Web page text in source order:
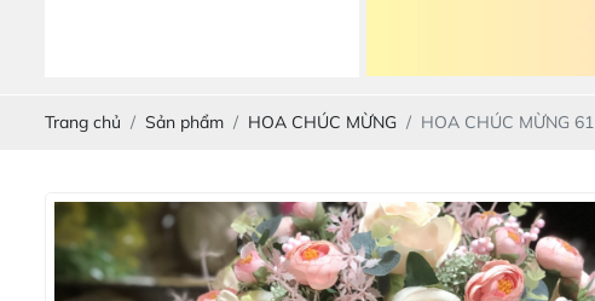
Trang chủ Sản phẩm HOA CHÚC MỪNG HOA CHÚC MỪNG 61